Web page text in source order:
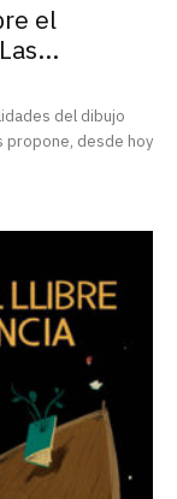
el
del dibujo
propone, desde hoy